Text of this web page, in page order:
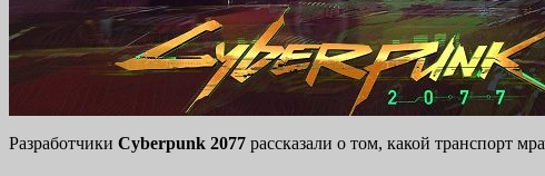
Разработчики Cyberpunk 2077 рассказали о том, какой транспорт